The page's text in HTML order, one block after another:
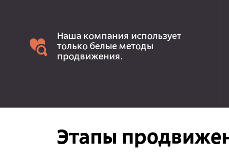
Наша компания использует
только белые методы
продвижения.
Этапы